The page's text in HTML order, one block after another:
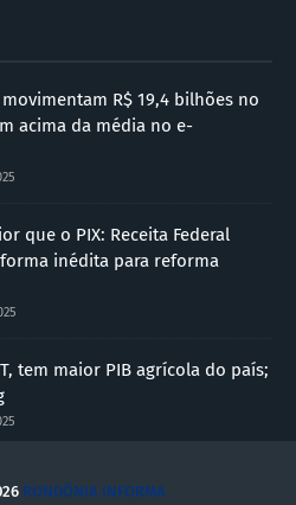
R$ 19,4 bilhões no
acima da média no e-
que o PIX: Receita Federal
inédita para reforma
tem maior PIB agrícola do país;
RONDÔNIA INFORMA